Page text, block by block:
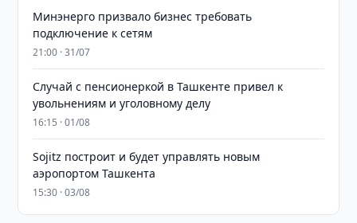
Минэнерго призвало бизнес требовать
подключение к сетям
21:00 · 31/07
Случай с пенсионеркой в Ташкенте привел к
увольнениям и уголовному делу
16:15 · 01/08
Sojitz построит и будет управлять новым
аэропортом Ташкента
15:30 · 03/08